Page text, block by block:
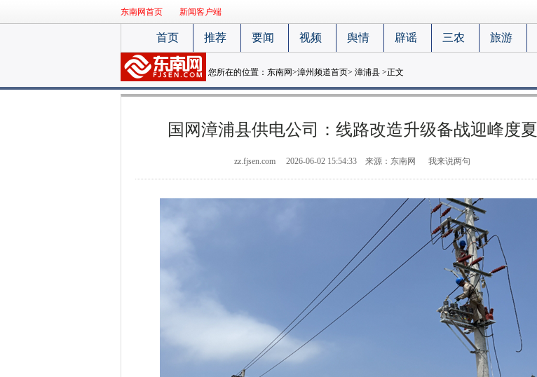
东南网首页 新闻客户端
首页 推荐 要闻 视频 舆情 辟谣 三农 旅游
您所在的位置： 东南网>漳州频道首页> 漳浦县 >正文
国网漳浦县供电公司：线路改造升级备战迎峰度夏
zz.fjsen.com 2026-06-02 15:54:33 来源：东南网 我来说两句